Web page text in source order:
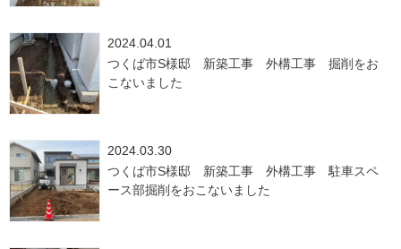
2024.04.01
つくば市S様邸 新築工事 外構工事 掘削をお
こないました
2024.03.30
つくば市S様邸 新築工事 外構工事 駐車スペ
ース部掘削をおこないました